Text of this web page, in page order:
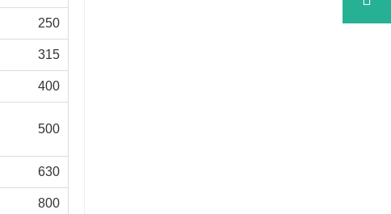
250
315
400
500
630
800